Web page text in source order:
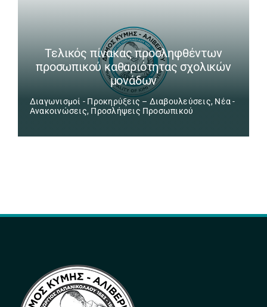
Τελικός πίνακας προσληφθέντων
προσωπικού καθαριότητας σχολικών
μονάδων
Διαγωνισμοί - Προκηρύξεις – Διαβουλεύσεις, Νέα -
Ανακοινώσεις, Προσλήψεις Προσωπικού